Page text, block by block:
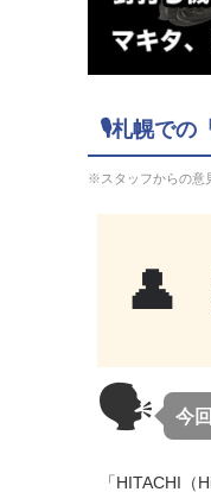
🎙札幌での
※スタッフからの意
👤
🗣 今
「HITACHI